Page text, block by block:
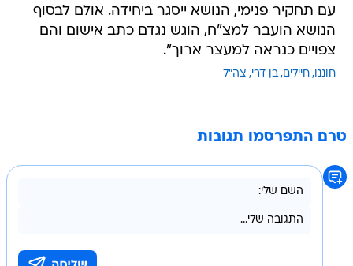
עם תחקיר פנימי, הנושא ייסגר ביחידה. אולם לבסוף
הנושא הועבר למצ"ח, הוגש נגדם כתב אישום והם
צפויים כנראה למעצר ארוך".
חוננו חיילים בן דרי צה"ל
טרם התפרסמו תגובות